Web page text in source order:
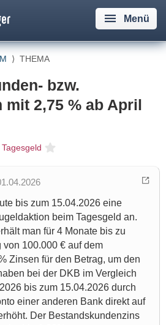
Menü
⟩ THEMA
bzw.
mit 2,75 % ab April
Tagesgeld
bis zum 15.04.2026 eine
beim Tagesgeld an.
man für 4 Monate bis zu
100.000 € auf dem
Zinsen für den Betrag, um den
bei der DKB im Vergleich
bis zum 15.04.2026 durch
einer anderen Bank direkt auf
Der Bestandskundenzins